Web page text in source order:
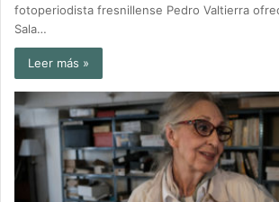
fotoperiodista fresnillense Pedro Valtierra
Sala…
Leer más »